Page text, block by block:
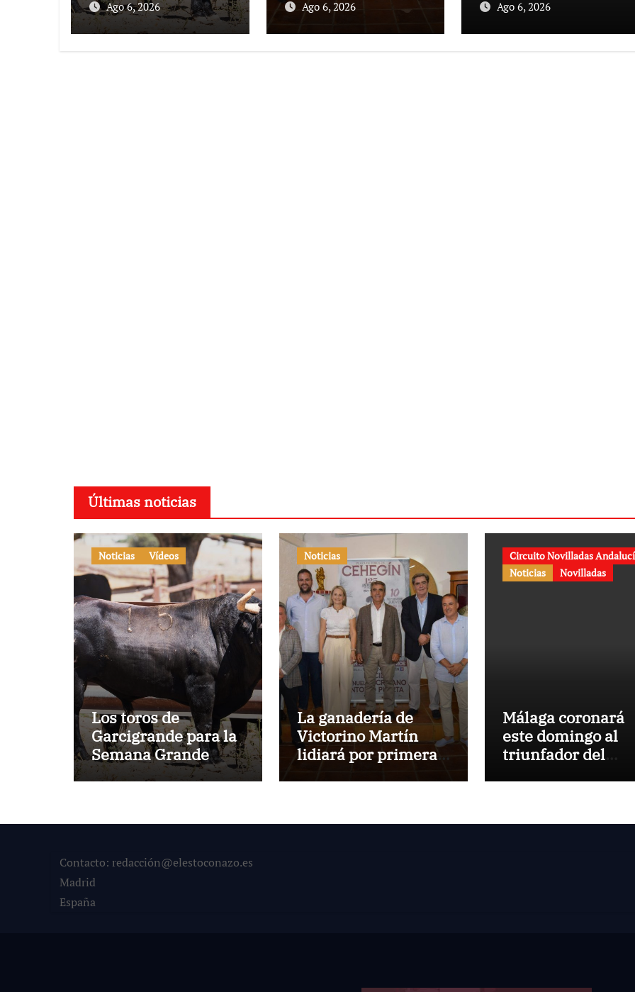
Donostiarra
Ago 6, 2026
vez en la Plaza de
Ago 6, 2026
Circuito de
Ago 6, 2026
Últimas noticias
Noticias Vídeos
Los toros de
Garcigrande para la
Semana Grande
Donostiarra
Noticias
La ganadería de
Victorino Martín
lidiará por primera
conmemorativa de
Circuito Novilladas
Noticias
Novilladas
Málaga coronará
este domingo al
triunfador del
Contacto: redacción@elestoconazo.es
Madrid
España